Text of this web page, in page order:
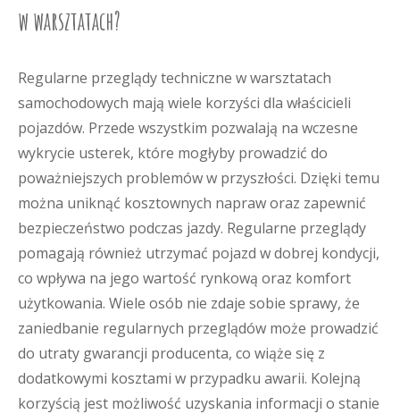
w warsztatach?
Regularne przeglądy techniczne w warsztatach
samochodowych mają wiele korzyści dla właścicieli
pojazdów. Przede wszystkim pozwalają na wczesne
wykrycie usterek, które mogłyby prowadzić do
poważniejszych problemów w przyszłości. Dzięki temu
można uniknąć kosztownych napraw oraz zapewnić
bezpieczeństwo podczas jazdy. Regularne przeglądy
pomagają również utrzymać pojazd w dobrej kondycji,
co wpływa na jego wartość rynkową oraz komfort
użytkowania. Wiele osób nie zdaje sobie sprawy, że
zaniedbanie regularnych przeglądów może prowadzić
do utraty gwarancji producenta, co wiąże się z
dodatkowymi kosztami w przypadku awarii. Kolejną
korzyścią jest możliwość uzyskania informacji o stanie